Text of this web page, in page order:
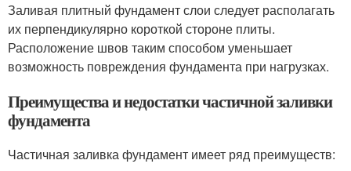
Заливая плитный фундамент слои следует располагать
их перпендикулярно короткой стороне плиты.
Расположение швов таким способом уменьшает
возможность повреждения фундамента при нагрузках.
Преимущества и недостатки частичной заливки
фундамента
Частичная заливка фундамент имеет ряд преимуществ: